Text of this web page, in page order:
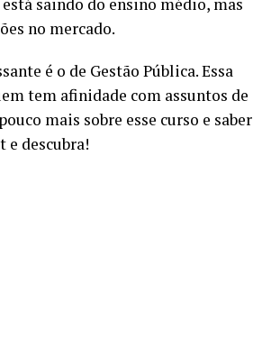
no mercado.
é o de Gestão Pública. Essa
tem afinidade com assuntos de
mais sobre esse curso e saber
e descubra!